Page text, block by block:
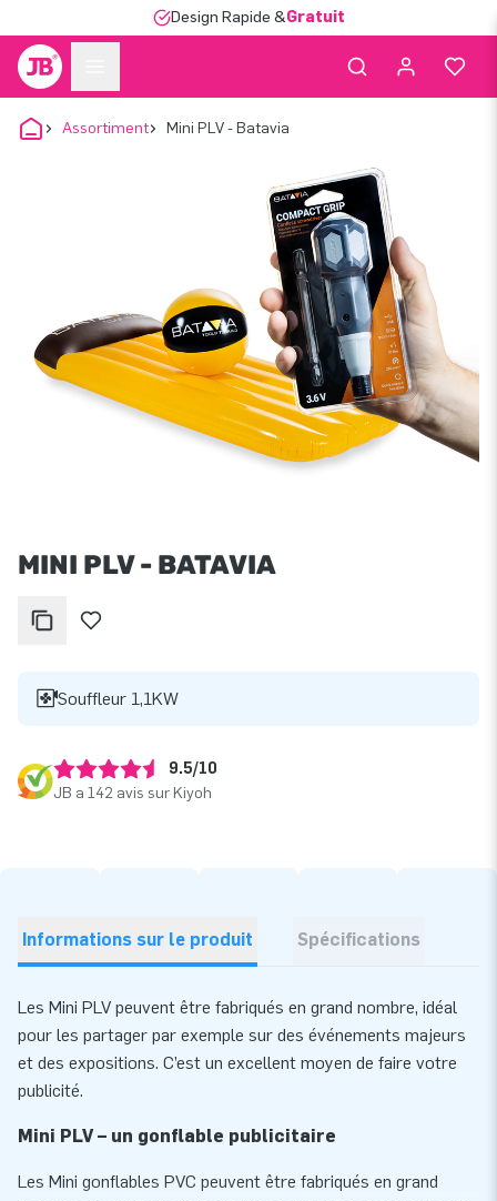
Design Rapide &Gratuit
Assortiment Mini PLV - Batavia
MINI PLV - BATAVIA
Souffleur 1,1KW
9.5/10
JB a 142 avis sur Kiyoh
Informations sur le produit Spécifications
Les Mini PLV peuvent être fabriqués en grand nombre, idéal
pour les partager par exemple sur des événements majeurs
et des expositions. C’est un excellent moyen de faire votre
publicité.
Mini PLV – un gonflable publicitaire
Les Mini gonflables PVC peuvent être fabriqués en grand